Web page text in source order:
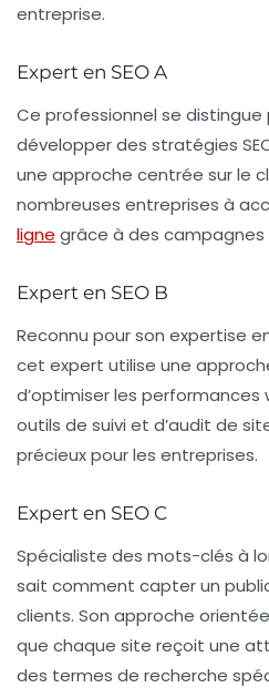
entreprise.
Expert en SEO A
Ce professionnel se
développer des stratégies
une approche centrée sur le
nombreuses entreprises à
ligne grâce à des
Expert en SEO B
Reconnu pour son expertise
cet expert utilise une
d’optimiser les performances
outils de suivi et d’audit de
précieux pour les entreprises.
Expert en SEO C
Spécialiste des mots-clés à
sait comment capter un
clients. Son approche
que chaque site reçoit une
des termes de recherche